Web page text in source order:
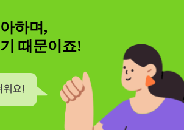
하며,
때문이죠!